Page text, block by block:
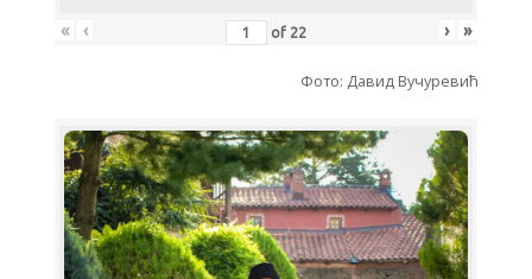
« ‹ of 22 › »
Фото: Давид Вучуревић